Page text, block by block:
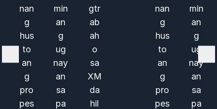
nan
g
hus
to
an
g
pro
pes
min
an
g
ug
nay
an
sa
pa
gtr
ab
ah
o
sa
XM
da
hil
nan
g
hus
to
an
g
pro
pes
min
an
g
ug
nay
an
sa
pa